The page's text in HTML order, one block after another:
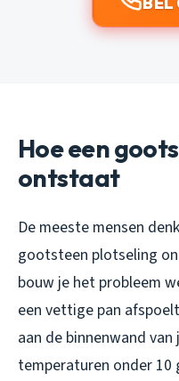
Hoe een
ontstaat
De meeste mensen
gootsteen plotseling
bouw je het probleem
een vettige pan
aan de binnenwand
temperaturen onder 10